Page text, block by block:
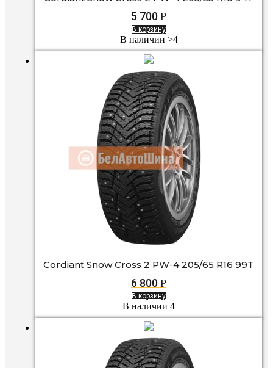
5 700 Р
В корзину
В наличии >4
Cordiant Snow Cross 2 PW-4 205/65 R16 99T
6 800 Р
В корзину
В наличии 4